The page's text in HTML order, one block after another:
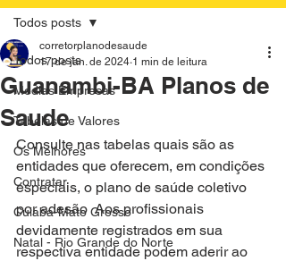
Todos posts
Medias Empresas
Tabelas de Valores
Os Melhores
Contratar
Cuiaba-Mato Grosso
Natal - Rio Grande do Norte
Todos posts
Guanambi-BA Planos de
Saude
corretorplanodesaude
17 de jan. de 2024 1 min de leitura
Consulte nas tabelas quais são as
entidades que oferecem, em condições
especiais, o plano de saúde coletivo
por adesão  Aos profissionais
devidamente registrados em sua
respectiva entidade podem aderir ao